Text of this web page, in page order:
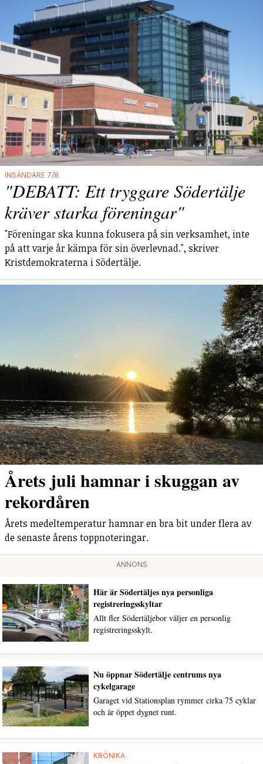
INSÄNDARE 7/8
"DEBATT: Ett tryggare Södertälje
kräver starka föreningar"
"Föreningar ska kunna fokusera på sin verksamhet, inte
på att varje år kämpa för sin överlevnad.", skriver
Kristdemokraterna i Södertälje.
Årets juli hamnar i skuggan av
rekordåren
Årets medeltemperatur hamnar en bra bit under flera av
de senaste årens toppnoteringar.
ANNONS
Här är Södertäljes nya personliga
registreringsskyltar
Allt fler Södertäljebor väljer en personlig
registreringsskylt.
Nu öppnar Södertälje centrums nya
cykelgarage
Garaget vid Stationsplan rymmer cirka 75 cyklar
och är öppet dygnet runt.
KRÖNIKA